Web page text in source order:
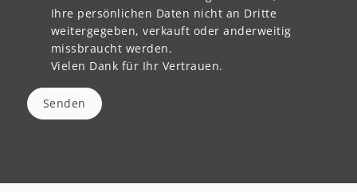
Ihre persönlichen Daten nicht an Dritte
weitergegeben, verkauft oder anderweitig
missbraucht werden.
Vielen Dank für Ihr Vertrauen.
Senden